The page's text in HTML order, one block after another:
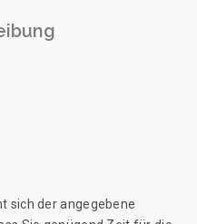
sich der angegebene